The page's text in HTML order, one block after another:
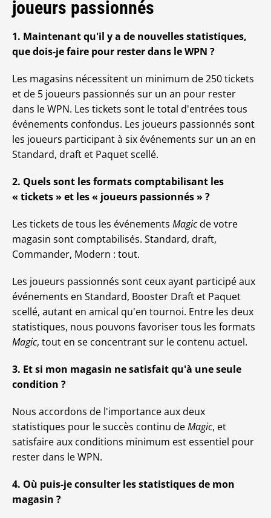
joueurs passionnés
1. Maintenant qu'il y a de nouvelles statistiques,
que dois-je faire pour rester dans le WPN ?
Les magasins nécessitent un minimum de 250 tickets
et de 5 joueurs passionnés sur un an pour rester
dans le WPN. Les tickets sont le total d'entrées tous
événements confondus. Les joueurs passionnés sont
les joueurs participant à six événements sur un an en
Standard, draft et Paquet scellé.
2. Quels sont les formats comptabilisant les
« tickets » et les « joueurs passionnés » ?
Les tickets de tous les événements Magicde votre
magasin sont comptabilisés. Standard, draft,
Commander, Modern : tout.
Les joueurs passionnés sont ceux ayant participé aux
événements en Standard, Booster Draft et Paquet
scellé, autant en amical qu'en tournoi. Entre les deux
statistiques, nous pouvons favoriser tous les formats
Magic, tout en se concentrant sur le contenu actuel.
3. Et si mon magasin ne satisfait qu'à une seule
condition ?
Nous accordons de l'importance aux deux
statistiques pour le succès continu deMagic, et
satisfaire aux conditions minimum est essentiel pour
rester dans le WPN.
4. Où puis-je consulter les statistiques de mon
magasin ?